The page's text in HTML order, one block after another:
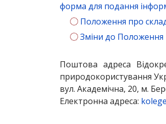
форма для подання
Положення про
Зміни до Положення
Поштова адреса
природокористування
вул. Академічна, 20, м.
Електронна адреса: